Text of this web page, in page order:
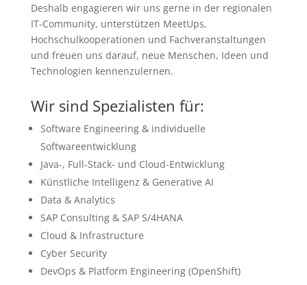
Deshalb engagieren wir uns gerne in der regionalen
IT-Community, unterstützen MeetUps,
Hochschulkooperationen und Fachveranstaltungen
und freuen uns darauf, neue Menschen, Ideen und
Technologien kennenzulernen.
Wir sind Spezialisten für:
Software Engineering & individuelle
Softwareentwicklung
Java-, Full-Stack- und Cloud-Entwicklung
Künstliche Intelligenz & Generative AI
Data & Analytics
SAP Consulting & SAP S/4HANA
Cloud & Infrastructure
Cyber Security
DevOps & Platform Engineering (OpenShift)